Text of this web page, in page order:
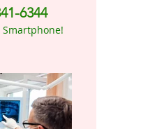
6344